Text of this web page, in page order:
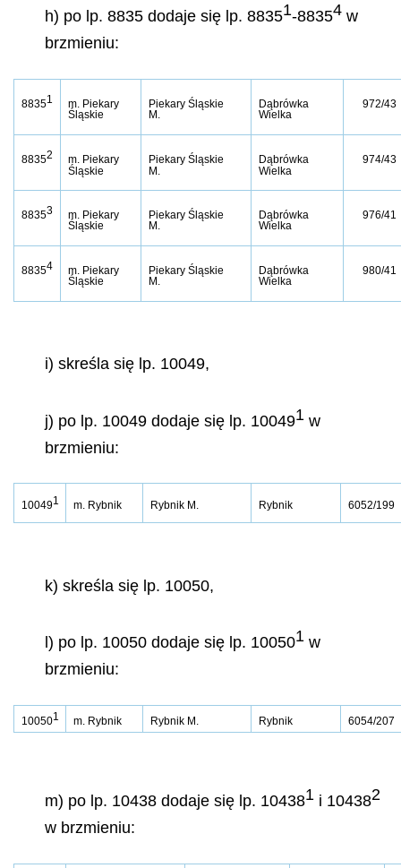
h) po lp. 8835 dodaje się lp. 88351-88354 w
brzmieniu:
88351
m. Piekary
Śląskie
Piekary Śląskie
M.
Dąbrówka
Wielka
972/43
88352
m. Piekary
Śląskie
Piekary Śląskie
M.
Dąbrówka
Wielka
974/43
88353
m. Piekary
Śląskie
Piekary Śląskie
M.
Dąbrówka
Wielka
976/41
88354
m. Piekary
Śląskie
Piekary Śląskie
M.
Dąbrówka
Wielka
980/41
i) skreśla się lp. 10049,
j) po lp. 10049 dodaje się lp. 100491 w
brzmieniu:
100491 m. Rybnik Rybnik M. Rybnik 6052/199
k) skreśla się lp. 10050,
l) po lp. 10050 dodaje się lp. 100501 w
brzmieniu:
100501 m. Rybnik Rybnik M. Rybnik 6054/207
m) po lp. 10438 dodaje się lp. 104381 i 104382
w brzmieniu: